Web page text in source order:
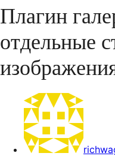
Плагин
отдельные